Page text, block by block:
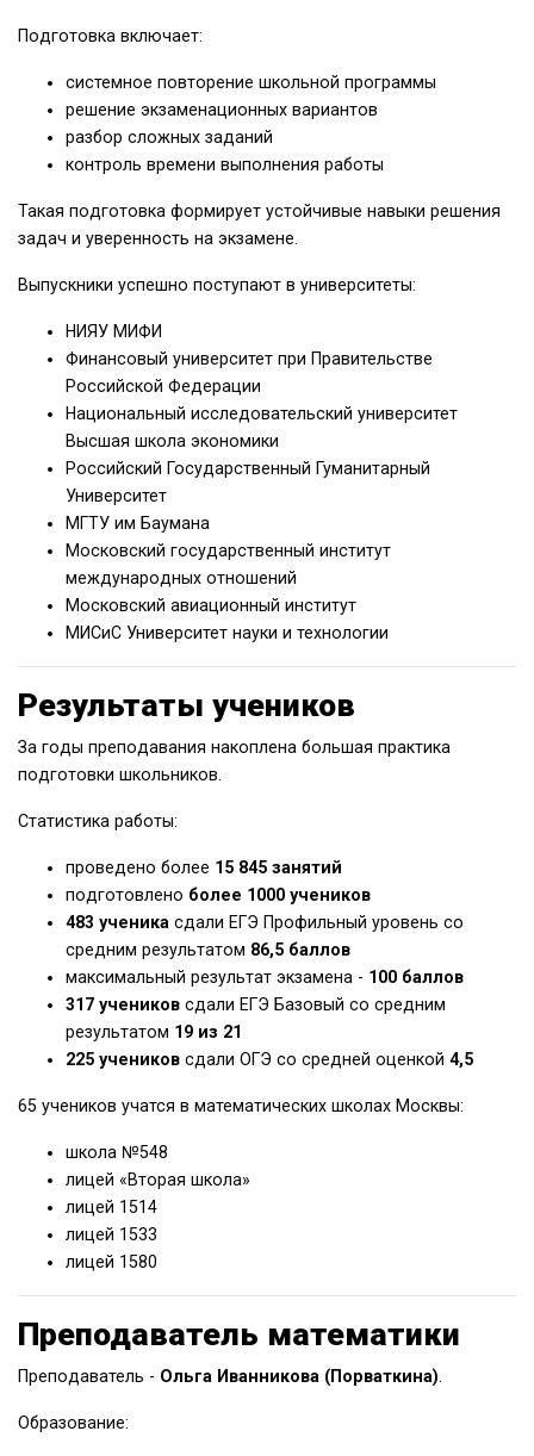
Подготовка включает:
системное повторение школьной программы
решение экзаменационных вариантов
разбор сложных заданий
контроль времени выполнения работы
Такая подготовка формирует устойчивые навыки решения
задач и уверенность на экзамене.
Выпускники успешно поступают в университеты:
НИЯУ МИФИ
Финансовый университет при Правительстве
Российской Федерации
Национальный исследовательский университет
Высшая школа экономики
Российский Государственный Гуманитарный
Университет
МГТУ им Баумана
Московский государственный институт
международных отношений
Московский авиационный институт
МИСиС Университет науки и технологии
Результаты учеников
За годы преподавания накоплена большая практика
подготовки школьников.
Статистика работы:
проведено более 15 845 занятий
подготовлено более 1000 учеников
483 ученика сдали ЕГЭ Профильный уровень со
средним результатом 86,5 баллов
максимальный результат экзамена - 100 баллов
317 учеников сдали ЕГЭ Базовый со средним
результатом 19 из 21
225 учеников сдали ОГЭ со средней оценкой 4,5
65 учеников учатся в математических школах Москвы:
школа №548
лицей «Вторая школа»
лицей 1514
лицей 1533
лицей 1580
Преподаватель математики
Преподаватель - Ольга Иванникова (Порваткина)
Образование: